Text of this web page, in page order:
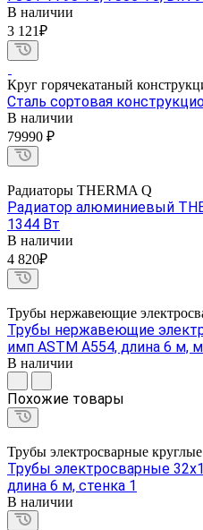
В наличии
3 121₽
Круг горячекатаный
Сталь сортовая
В наличии
79990 ₽
Радиаторы THERMA Q
Радиатор алюминиевый
1344 Вт
В наличии
4 820₽
Трубы нержавеющие
Трубы нержавеющие
имп ASTM A554, длина 6 м,
В наличии
Похожие товары
Трубы электросварные круглые
Трубы электросварные
длина 6 м, стенка 1
В наличии